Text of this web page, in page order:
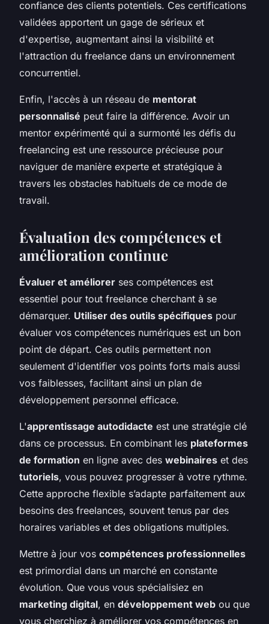
confiance des clients potentiels. Ces certifications
validées apportent un gage de sérieux et
d'expertise, augmentant ainsi la visibilité et
l'attraction du freelance dans un environnement
concurrentiel.
Enfin, l'accès à un réseau de mentorat
personnalisé peut faire la différence. Avoir un
mentor expérimenté qui a surmonté les défis du
freelancing est une ressource précieuse pour
naviguer de manière experte et stratégique à
travers les obstacles habituels de ce mode de
travail.
Évaluation des compétences et
amélioration continue
Évaluer et améliorer ses compétences est
essentiel pour tout freelance cherchant à se
démarquer. Utiliser des outils spécifiques pour
évaluer vos compétences numériques est un bon
point de départ. Ces outils permettent non
seulement d'identifier vos points forts mais aussi
vos faiblesses, facilitant ainsi un plan de
développement personnel efficace.
L'apprentissage autodidacte est une stratégie clé
dans ce processus. En combinant les plateformes
de formation en ligne avec des webinaires et des
tutoriels, vous pouvez progresser à votre rythme.
Cette approche flexible s’adapte parfaitement aux
besoins des freelances, souvent tenus par des
horaires variables et des obligations multiples.
Mettre à jour vos compétences professionnelles
est primordial dans un marché en constante
évolution. Que vous vous spécialisiez en
marketing digital, en développement web ou que
vous cherchiez à améliorer vos compétences en